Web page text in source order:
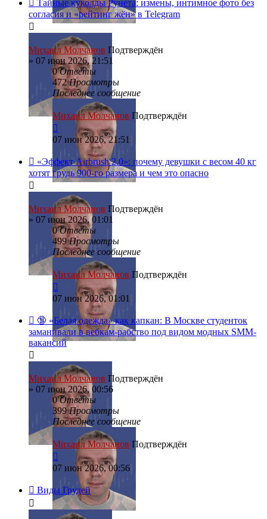
Тайные куколды Рунета: измены, интимное фото без
согласия и «рейтинг жён» в Telegram
Михаил Молчанов Подтверждён
» 07 июн 2026, 21:51
0Ответы
472Просмотры
Последнее сообщение
Михаил Молчанов Подтверждён
07 июн 2026, 21:51
«Эффект Airbrush 2.0»: почему девушки с весом 40 кг
хотят грудь 900-го размера и чем это опасно
Михаил Молчанов Подтверждён
» 07 июн 2026, 01:01
0Ответы
499Просмотры
Последнее сообщение
Михаил Молчанов Подтверждён
07 июн 2026, 01:01
🔞 «Белая одежда» как капкан: В Москве студенток
заманивали в вебкам-рабство под видом модных SMM-
вакансий
Михаил Молчанов Подтверждён
» 07 июн 2026, 00:56
0Ответы
399Просмотры
Последнее сообщение
Михаил Молчанов Подтверждён
07 июн 2026, 00:56
Виды Грудей